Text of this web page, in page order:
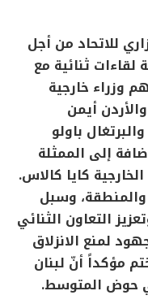
للاتحاد من أجل
ثنائية مع
وزراء خارجية
أيمن
باولو
إلى الممثلة
كايا كالاس.
وسبل
التعاون الثنائي
لمنع الانزلاق
مؤكداً أنّ لبنان
حوض المتوسط.